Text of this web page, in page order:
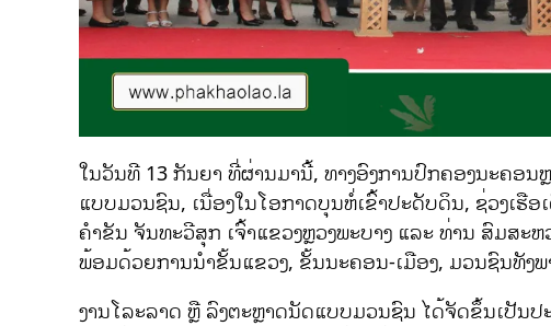
ໃນວັນທີ 13 ກັນຍາ ທີ່ຜ່ານມານີ້, ທາງອົງການປົກຄອງນະຄອນ
ແບບມວນຊົນ, ເນື່ອງໃນໂອກາດບຸນຫໍ່ເຂົ້າປະດັບດິນ, ຊ່ວງເຮື
ຄຳຂັນ ຈັນທະວີສຸກ ເຈົ້າແຂວງຫຼວງພະບາງ ແລະ ທ່ານ ສົມສະ
ພ້ອມດ້ວຍການນຳຂັ້ນແຂວງ, ຂັ້ນນະຄອນ-ເມືອງ, ມວນຊົນທັງພ
ງານໂລະລາດ ຫຼື ລົງຕະຫຼາດນັດແບບມວນຊົນ ໄດ້ຈັດຂຶ້ນເປັນ